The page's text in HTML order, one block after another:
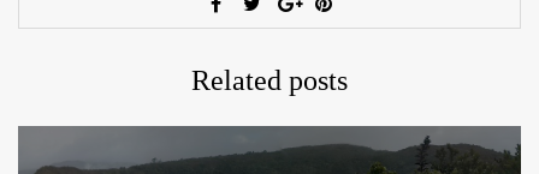
Related posts